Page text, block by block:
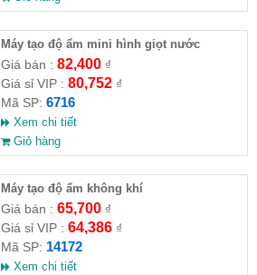
Máy tạo độ ẩm mini hình giọt nước
Giá bán : 82,400₫
Giá sỉ VIP : 80,752₫
Mã SP: 6716
Xem chi tiết
Giỏ hàng
Máy tạo độ ẩm không khí
Giá bán : 65,700₫
Giá sỉ VIP : 64,386₫
Mã SP: 14172
Xem chi tiết